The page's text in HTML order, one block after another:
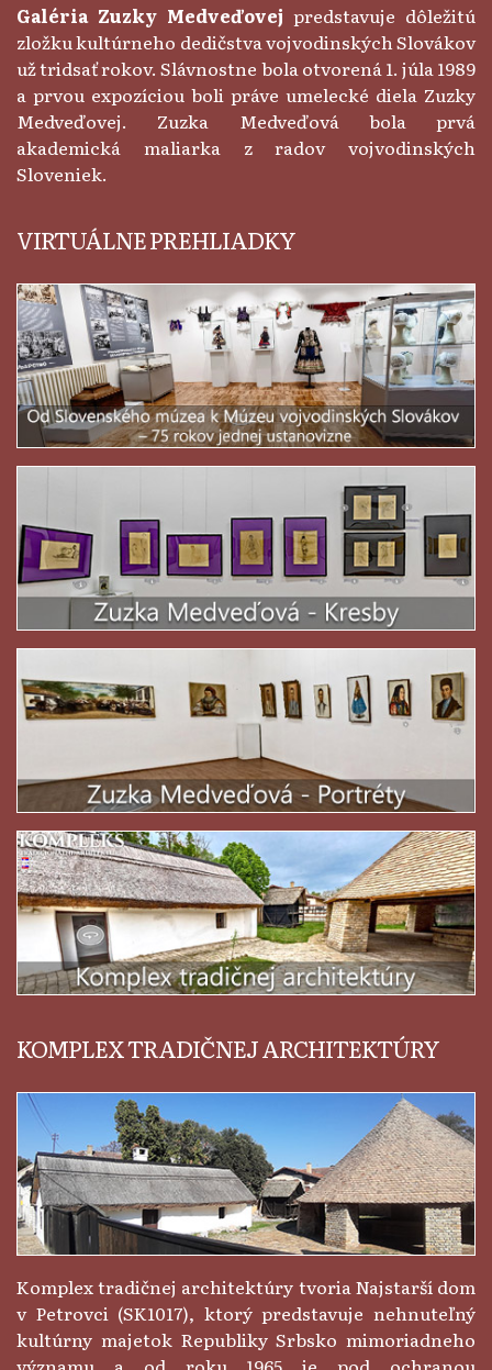
Galéria Zuzky Medveďovej predstavuje dôležitú
zložku kultúrneho dedičstva vojvodinských Slovákov
už tridsať rokov. Slávnostne bola otvorená 1. júla 1989
a prvou expozíciou boli práve umelecké diela Zuzky
Medveďovej. Zuzka Medveďová bola prvá
akademická maliarka z radov vojvodinských
Sloveniek.
VIRTUÁLNE PREHLIADKY
KOMPLEX TRADIČNEJ ARCHITEKTÚRY
Komplex tradičnej architektúry tvoria Najstarší dom
v Petrovci (SK1017), ktorý predstavuje nehnuteľný
kultúrny majetok Republiky Srbsko mimoriadneho